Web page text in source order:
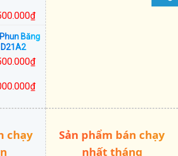
₫
Băng
₫
₫
chạy
Sản phẩm bán chạy
nhất tháng